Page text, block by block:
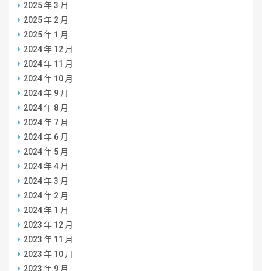
2025 年 3 月
2025 年 2 月
2025 年 1 月
2024 年 12 月
2024 年 11 月
2024 年 10 月
2024 年 9 月
2024 年 8 月
2024 年 7 月
2024 年 6 月
2024 年 5 月
2024 年 4 月
2024 年 3 月
2024 年 2 月
2024 年 1 月
2023 年 12 月
2023 年 11 月
2023 年 10 月
2023 年 9 月